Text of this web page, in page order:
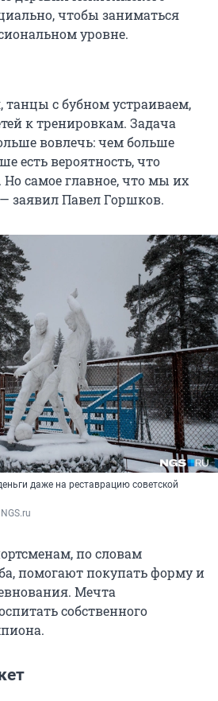
чтобы заниматься
уровне.
танцы с бубном устраиваем,
к тренировкам. Задача
вовлечь: чем больше
есть вероятность, что
Но самое главное, что мы их
заявил Павел Горшков.
даже на реставрацию советской
по словам
помогают покупать форму и
Мечта
собственного